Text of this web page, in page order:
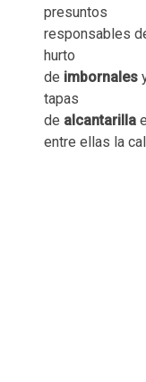
presuntos
responsables
hurto
de imbornales
tapas
de alcantarilla
entre ellas la